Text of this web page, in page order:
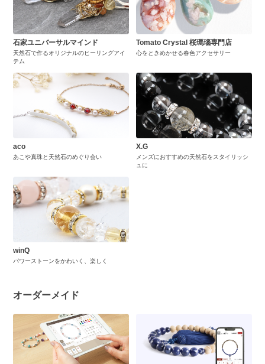
石家ユニバーサルマインド
天然石で作るオリジナルのヒーリングアイ
テム
Tomato Crystal 桜瑪瑙専門店
心をときめかせる春色アクセサリー
aco
あこや真珠と天然石のめぐり会い
X.G
メンズにおすすめの天然石をスタイリッシ
ュに
winQ
パワーストーンをかわいく、楽しく
オーダーメイド